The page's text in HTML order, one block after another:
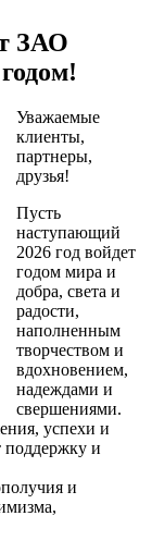
ЗАО
Уважаемые
клиенты,
партнеры,
друзья!
Пусть
наступающий
2026 год войдет
годом мира и
добра, света и
радости,
наполненным
творчеством и
вдохновением,
надеждами и
свершениями.
успехи и
поддержку и
и